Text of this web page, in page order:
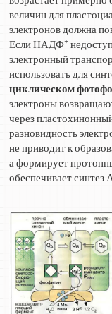
величин для
электронов должна
Если НАДФ+
электронный
использовать для
циклическом
электроны
через
разновидность
не приводит к
а формирует
обеспечивает синтез